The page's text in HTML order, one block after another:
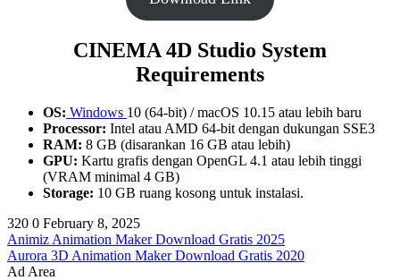
CINEMA 4D Studio System
Requirements
OS: Windows 10 (64-bit) / macOS 10.15 atau lebih baru
Processor: Intel atau AMD 64-bit dengan dukungan SSE3
RAM: 8 GB (disarankan 16 GB atau lebih)
GPU: Kartu grafis dengan OpenGL 4.1 atau lebih tinggi
(VRAM minimal 4 GB)
Storage: 10 GB ruang kosong untuk instalasi.
320 0 February 8, 2025
Animiz Animation Maker Download Gratis 2025
Aurora 3D Animation Maker Download Gratis 2020
Ad Area